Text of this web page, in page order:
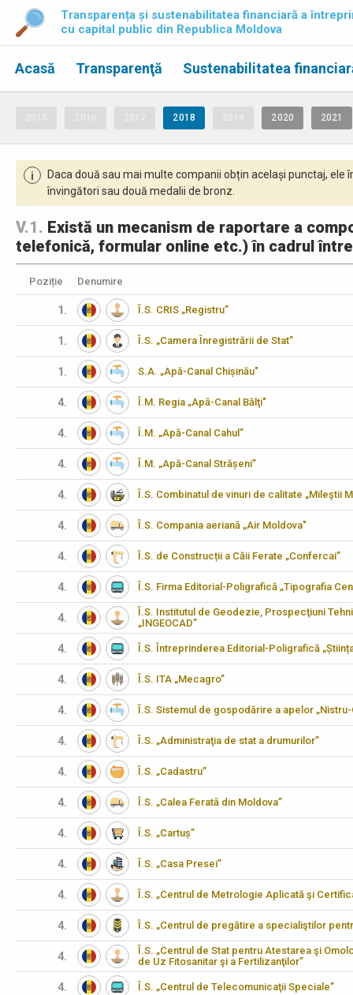
Transparența și sustenabilitatea financiară a
cu capital public din Republica Moldova
Acasă Transparenţă Sustenabilitatea
2018 2020 2021
i
Daca două sau mai multe companii obțin același punctaj,
învingători sau două medalii de bronz.
V.1. Există un mecanism de raportare a
telefonică, formular online etc.) în cadrul
Poziție Denumire
1. Î.S. CRIS „Registru”
1. Î.S. „Camera Înregistrării de Stat”
1. S.A. „Apă-Canal Chișinău"
4. Î.M. Regia „Apă-Canal Bălţi"
4. Î.M. „Apă-Canal Cahul”
4. Î.M. „Apă-Canal Strășeni”
4. Î.S. Combinatul de vinuri de calitate „Mileştii
4. Î.S. Compania aeriană „Air Moldova"
4. Î.S. de Construcții a Căii Ferate „Confercai”
4. Î.S. Firma Editorial-Poligrafică „Tipografia
4.
Î.S. Institutul de Geodezie, Prospecţiuni
„INGEOCAD”
4. Î.S. Întreprinderea Editorial-Poligrafică
4. Î.S. ITA „Mecagro”
4. Î.S. Sistemul de gospodărire a apelor „Nistru-
4. Î.S. „Administraţia de stat a drumurilor”
4. Î.S. „Cadastru”
4. Î.S. „Calea Ferată din Moldova”
4. Î.S. „Cartuș”
4. Î.S. „Casa Presei”
4. Î.S. „Centrul de Metrologie Aplicată şi
4. Î.S. „Centrul de pregătire a specialiştilor
4.
Î.S. „Centrul de Stat pentru Atestarea şi
de Uz Fitosanitar şi a Fertilizanţilor”
4. Î.S. „Centrul de Telecomunicaţii Speciale”